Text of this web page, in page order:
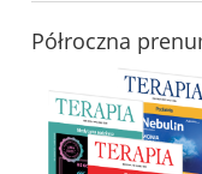
Półroczna